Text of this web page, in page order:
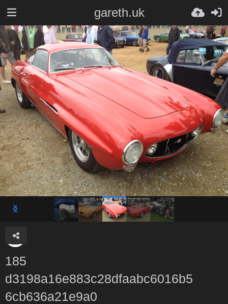
gareth.uk
185
d3198a16e883c28dfaabc6016b5
6cb636a21e9a0